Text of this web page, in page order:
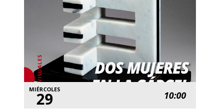
MIÉRCOLES
29 10:00